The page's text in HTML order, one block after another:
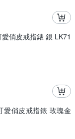
俏皮戒指錶 銀 LK71
愛俏皮戒指錶 玫瑰金